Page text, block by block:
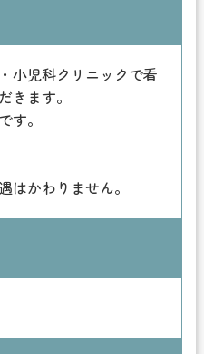
小児科クリニックで看
きます。
す。
かわりません。